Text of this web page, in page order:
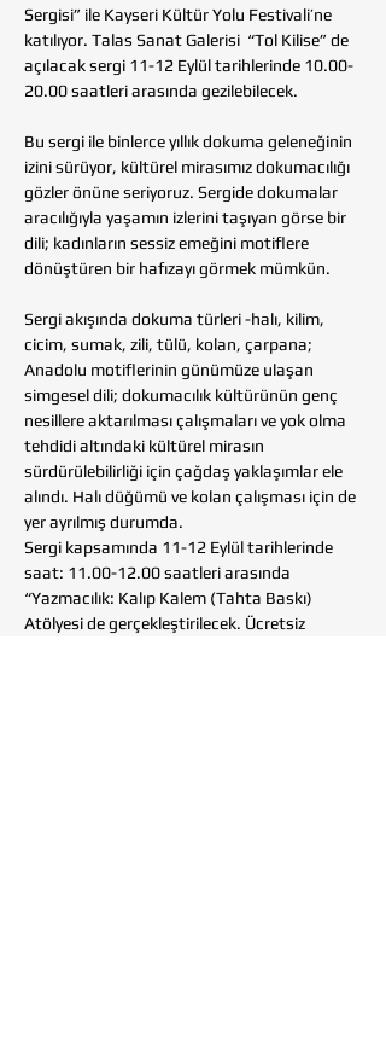
Sergisi” ile Kayseri Kültür Yolu Festivali’ne
katılıyor. Talas Sanat Galerisi  “Tol Kilise” de
açılacak sergi 11-12 Eylül tarihlerinde 10.00-
20.00 saatleri arasında gezilebilecek.
Bu sergi ile binlerce yıllık dokuma geleneğinin
izini sürüyor, kültürel mirasımız dokumacılığı
gözler önüne seriyoruz. Sergide dokumalar
aracılığıyla yaşamın izlerini taşıyan görse bir
dili; kadınların sessiz emeğini motiflere
dönüştüren bir hafızayı görmek mümkün.
Sergi akışında dokuma türleri -halı, kilim,
cicim, sumak, zili, tülü, kolan, çarpana;
Anadolu motiflerinin günümüze ulaşan
simgesel dili; dokumacılık kültürünün genç
nesillere aktarılması çalışmaları ve yok olma
tehdidi altındaki kültürel mirasın
sürdürülebilirliği için çağdaş yaklaşımlar ele
alındı. Halı düğümü ve kolan çalışması için de
yer ayrılmış durumda.
Sergi kapsamında 11-12 Eylül tarihlerinde
saat: 11.00-12.00 saatleri arasında
“Yazmacılık: Kalıp Kalem (Tahta Baskı)
Atölyesi de gerçekleştirilecek. Ücretsiz